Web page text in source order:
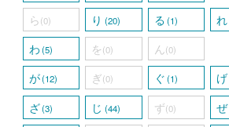
ら(0) り (20) る (1) れ
わ(5) を(0) ん(0)
が(12) ぎ(0) ぐ (1) げ
ざ(3) じ (44) ず(0) ぜ